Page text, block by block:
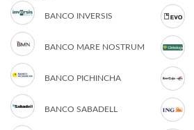
BANCO INVERSIS
BANCO MARE NOSTRUM
BANCO PICHINCHA
BANCO SABADELL